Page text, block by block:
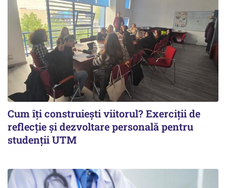
Cum îți construiești viitorul? Exerciții de
reflecție și dezvoltare personală pentru
studenții UTM